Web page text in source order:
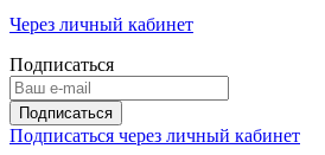
Через личный кабинет
Подписаться
Подписаться через личный кабинет